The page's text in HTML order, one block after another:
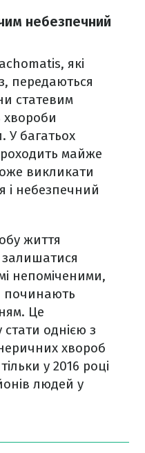
небезпечний
які
передаються
статевим
хвороби
У багатьох
майже
викликати
і небезпечний
життя
залишатися
непоміченими,
починають
Це
стати однією з
хвороб
у 2016 році
людей у